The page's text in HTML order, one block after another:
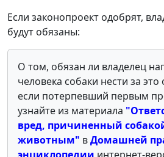
Если законопроект одобрят,
будут обязаны:
О том, обязан ли владелец
человека собаки нести за это
если потерпевший первым
узнайте из материала
вред, причиненный
животным" вДомашней